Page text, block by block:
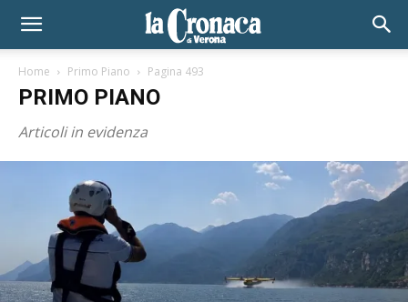
Home Primo Piano Pagina 493
PRIMO PIANO
Articoli in evidenza